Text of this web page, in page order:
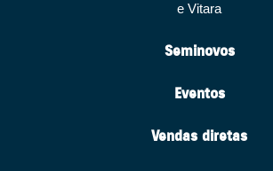
e Vitara
Seminovos
Eventos
Vendas diretas